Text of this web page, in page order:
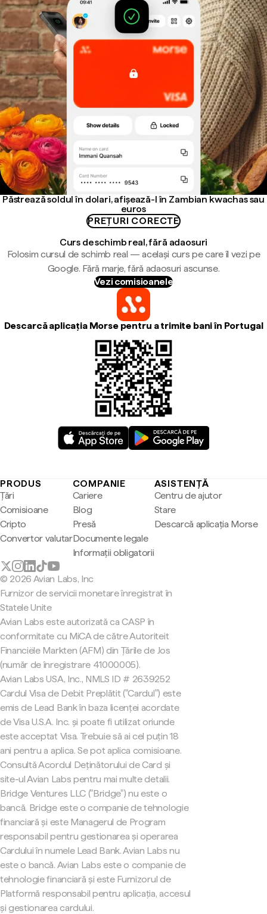
Păstrează soldul în dolari, afișează-l în Zambian kwachas sau
euros
PREȚURI CORECTE
Curs de schimb real, fără adaosuri
Folosim cursul de schimb real — același curs pe care îl vezi pe
Google. Fără marje, fără adaosuri ascunse.
Vezi comisioanele
Descarcă aplicația Morse pentru a trimite bani în Portugal
PRODUS
Țări
Comisioane
Cripto
Convertor valutar
COMPANIE
Cariere
Blog
Presă
Documente legale
Informații obligatorii
ASISTENȚĂ
Centru de ajutor
Stare
Descarcă aplicația Morse
© 2026 Avian Labs, Inc
Furnizor de servicii monetare înregistrat în
Statele Unite
Avian Labs este autorizată ca CASP în
conformitate cu MiCA de către Autoriteit
Financiële Markten (AFM) din Țările de Jos
(număr de înregistrare 41000005).
Avian Labs USA, Inc., NMLS ID # 2639252
Cardul Visa de Debit Preplătit ("Cardul") este
emis de Lead Bank în baza licenței acordate
de Visa U.S.A. Inc. și poate fi utilizat oriunde
este acceptat Visa. Trebuie să ai cel puțin 18
ani pentru a aplica. Se pot aplica comisioane.
Consultă Acordul Deținătorului de Card și
site-ul Avian Labs pentru mai multe detalii.
Bridge Ventures LLC ("Bridge") nu este o
bancă. Bridge este o companie de tehnologie
financiară și este Managerul de Program
responsabil pentru gestionarea și operarea
Cardului în numele Lead Bank. Avian Labs nu
este o bancă. Avian Labs este o companie de
tehnologie financiară și este Furnizorul de
Platformă responsabil pentru aplicația, accesul
și gestionarea cardului.